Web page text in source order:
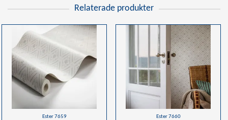
Relaterade produkter
Ester 7659 Ester 7660